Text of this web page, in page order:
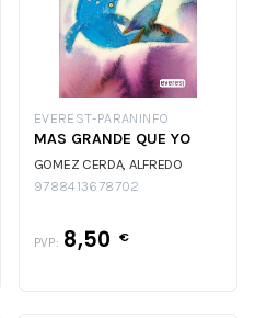
EVEREST-PARANINFO
MAS GRANDE QUE YO
GOMEZ CERDA, ALFREDO
9788413678702
PVP: 8,50 €